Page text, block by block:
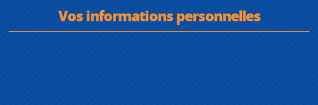
Vos informations personnelles